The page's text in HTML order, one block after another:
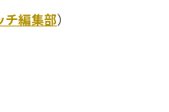
チ編集部）